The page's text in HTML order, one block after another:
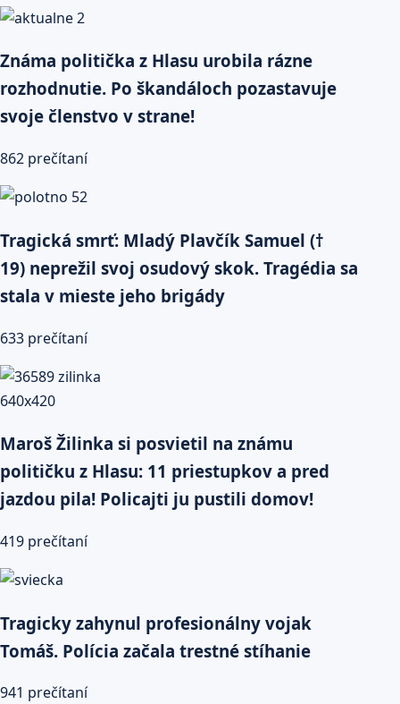
Známa politička z Hlasu urobila rázne
rozhodnutie. Po škandáloch pozastavuje
svoje členstvo v strane!
862 prečítaní
Tragická smrť: Mladý Plavčík Samuel (†
19) neprežil svoj osudový skok. Tragédia sa
stala v mieste jeho brigády
633 prečítaní
Maroš Žilinka si posvietil na známu
političku z Hlasu: 11 priestupkov a pred
jazdou pila! Policajti ju pustili domov!
419 prečítaní
Tragicky zahynul profesionálny vojak
Tomáš. Polícia začala trestné stíhanie
941 prečítaní